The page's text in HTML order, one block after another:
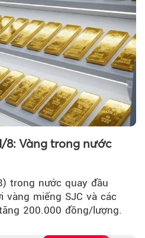
8: Vàng trong nước
trong nước quay đầu
vàng miếng SJC và các
200.000 đồng/lượng.